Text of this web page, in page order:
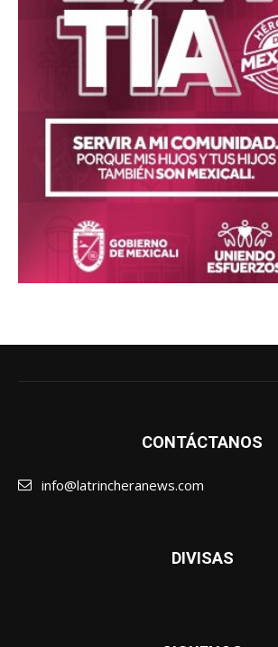
CONTÁCTANOS
info@latrincheranews.com
DIVISAS